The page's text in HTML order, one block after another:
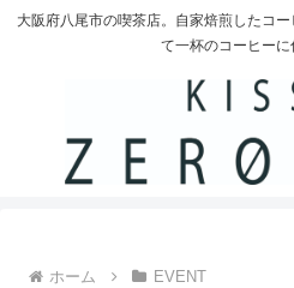
大阪府八尾市の喫茶店。自家焙煎したコ
て一杯のコーヒーに
ホーム EVENT